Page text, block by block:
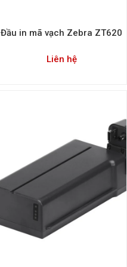
Đầu in mã vạch Zebra ZT620
Liên hệ